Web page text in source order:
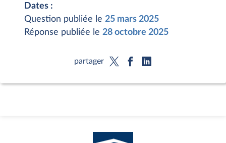
Dates :
Question publiée le 25 mars 2025
Réponse publiée le 28 octobre 2025
partager